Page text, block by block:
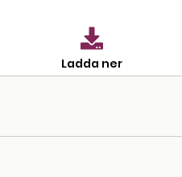
Ladda ner